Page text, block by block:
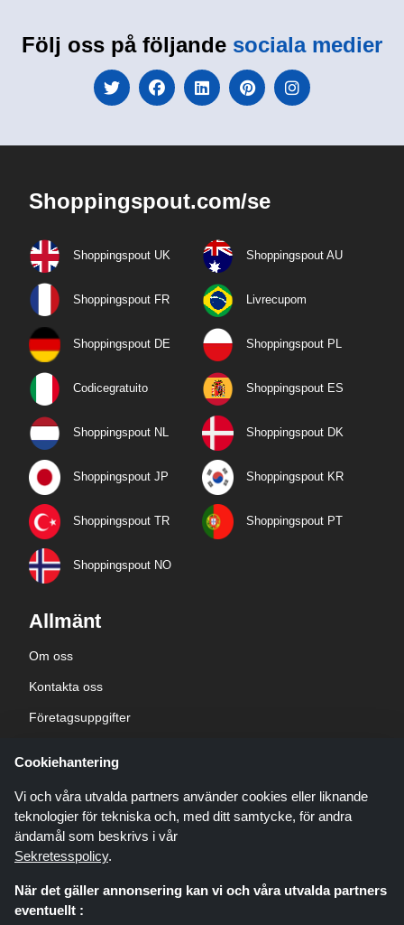
Följ oss på följande sociala medier
Shoppingspout.com/se
Shoppingspout UK Shoppingspout AU
Shoppingspout FR Livrecupom
Shoppingspout DE Shoppingspout PL
Codicegratuito Shoppingspout ES
Shoppingspout NL Shoppingspout DK
Shoppingspout JP Shoppingspout KR
Shoppingspout TR Shoppingspout PT
Shoppingspout NO
Allmänt
Om oss
Kontakta oss
Företagsuppgifter
Shoppingspout.com/se är en webbplats som presenterar erbjudanden,
Cookiehantering
Vi och våra utvalda partners använder cookies eller liknande
teknologier för tekniska och, med ditt samtycke, för andra
ändamål som beskrivs i vår
Sekretesspolicy.
När det gäller annonsering kan vi och våra utvalda partners
eventuellt :